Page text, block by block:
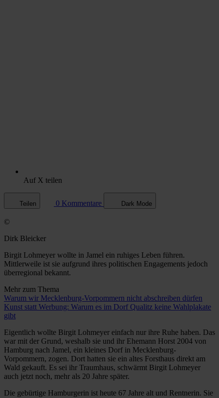
Auf X teilen
Teilen 0 Kommentare Dark Mode
©
Dirk Bleicker
Birgit Lohmeyer wollte in Jamel ein ruhiges Leben führen.
Mittlerweile ist sie aufgrund ihres politischen Engagements jedoch
überregional bekannt.
Mehr zum Thema
Warum wir Mecklenburg-Vorpommern nicht abschreiben dürfen
Kunst statt Werbung: Warum es im Dorf Qualitz keine Wahlplakate
gibt
Eigentlich wollte Birgit ­Lohmeyer einfach nur ihre Ruhe haben. Das
war mit der Grund, weshalb sie und ihr Ehemann Horst 2004 von
Hamburg nach Jamel, ein kleines Dorf in Mecklenburg-
Vorpommern, zogen. Dort hatten sie ein altes Forsthaus direkt am
Wald gekauft. Es sei ihr Traumhaus, schwärmt Birgit Lohmeyer
auch jetzt noch, mehr als 20 Jahre später.
Die gebürtige Hamburgerin ist heute 67 Jahre alt und Rentnerin. Sie